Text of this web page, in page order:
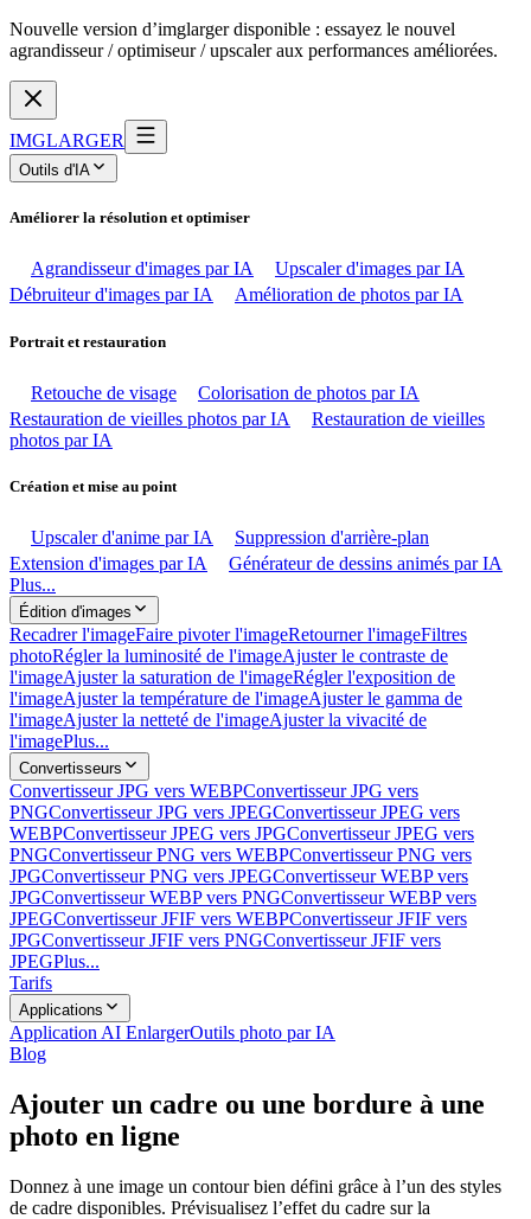
Nouvelle version d’imglarger disponible : essayez le nouvel
agrandisseur / optimiseur / upscaler aux performances améliorées.
IMGLARGER
Outils d'IA
Améliorer la résolution et optimiser
Agrandisseur d'images par IA
Upscaler d'images par IA
Débruiteur d'images par IA
Amélioration de photos par IA
Portrait et restauration
Retouche de visage
Colorisation de photos par IA
Restauration de vieilles photos par IA
Restauration de vieilles
photos par IA
Création et mise au point
Upscaler d'anime par IA
Suppression d'arrière-plan
Extension d'images par IA
Générateur de dessins animés par IA
Plus...
Édition d'images
Recadrer l'imageFaire pivoter l'imageRetourner l'imageFiltres
photoRégler la luminosité de l'imageAjuster le contraste de
l'imageAjuster la saturation de l'imageRégler l'exposition de
l'imageAjuster la température de l'imageAjuster le gamma de
l'imageAjuster la netteté de l'imageAjuster la vivacité de
l'imagePlus...
Convertisseurs
Convertisseur JPG vers WEBPConvertisseur JPG vers
PNGConvertisseur JPG vers JPEGConvertisseur JPEG vers
WEBPConvertisseur JPEG vers JPGConvertisseur JPEG vers
PNGConvertisseur PNG vers WEBPConvertisseur PNG vers
JPGConvertisseur PNG vers JPEGConvertisseur WEBP vers
JPGConvertisseur WEBP vers PNGConvertisseur WEBP vers
JPEGConvertisseur JFIF vers WEBPConvertisseur JFIF vers
JPGConvertisseur JFIF vers PNGConvertisseur JFIF vers
JPEGPlus...
Tarifs
Applications
Application AI EnlargerOutils photo par IA
Blog
Ajouter un cadre ou une bordure à une
photo en ligne
Donnez à une image un contour bien défini grâce à l’un des styles
de cadre disponibles. Prévisualisez l’effet du cadre sur la